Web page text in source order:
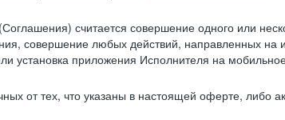
считается совершение одного или
совершение любых действий, направленных на
приложения Исполнителя на
от тех, что указаны в настоящей оферте, либо